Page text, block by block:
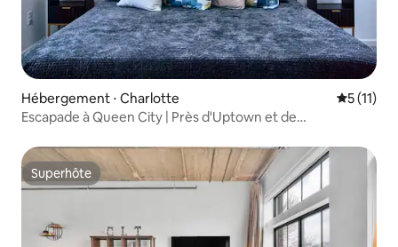
Hébergement ⋅ Charlotte
5 (11)
Escapade à Queen City | Près d'Uptown et de
Superhôte
Superhôte